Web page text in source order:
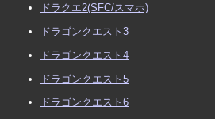
ドラクエ2(SFC/スマホ)
ドラゴンクエスト3
ドラゴンクエスト4
ドラゴンクエスト5
ドラゴンクエスト6